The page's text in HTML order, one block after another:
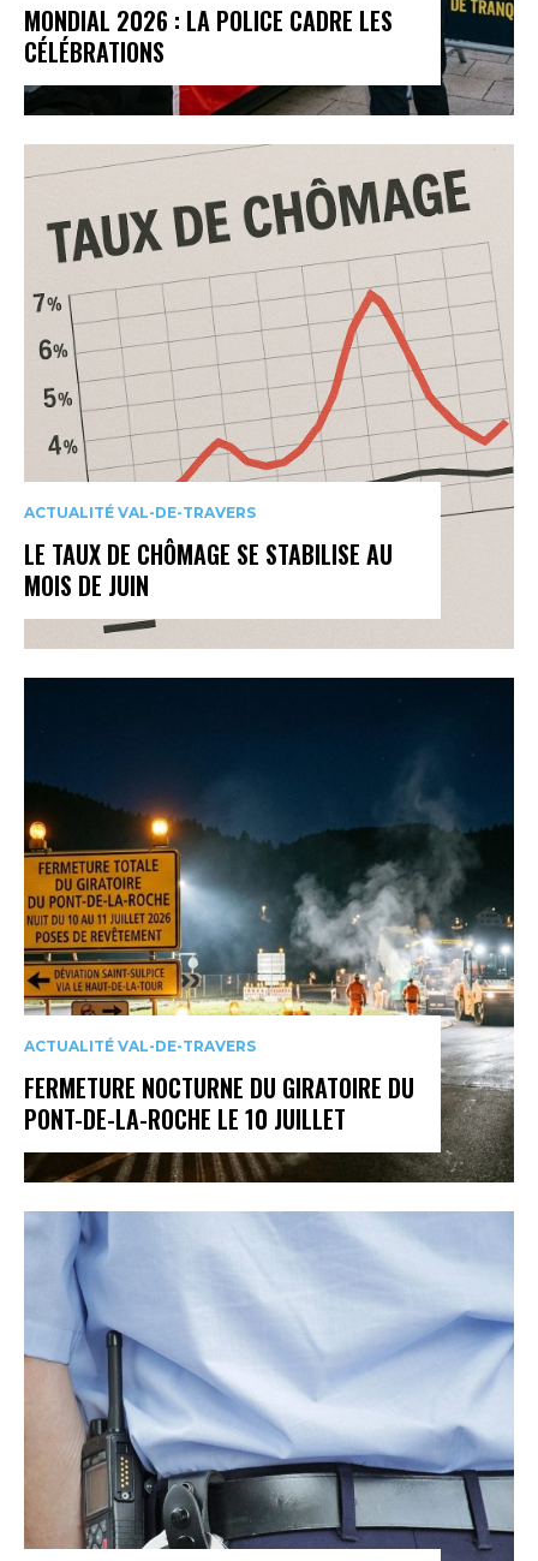
MONDIAL 2026 : LA POLICE CADRE LES
CÉLÉBRATIONS
ACTUALITÉ VAL-DE-TRAVERS
LE TAUX DE CHÔMAGE SE STABILISE AU
MOIS DE JUIN
ACTUALITÉ VAL-DE-TRAVERS
FERMETURE NOCTURNE DU GIRATOIRE DU
PONT-DE-LA-ROCHE LE 10 JUILLET